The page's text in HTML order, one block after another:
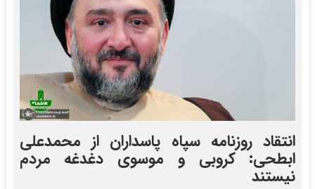
انتقاد روزنامه سپاه پاسداران از محمدعلی
ابطحی: کروبی و موسوی دغدغه مردم
نیستند